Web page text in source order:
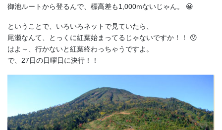
御池ルートから登るんで、標高差も1,000mないじゃん。 😀
ということで、いろいろネットで見ていたら、
尾瀬なんて、とっくに紅葉始まってるじゃないですか！！ 😯
はよ～、行かないと紅葉終わっちゃうですよ。
で、27日の日曜日に決行！！